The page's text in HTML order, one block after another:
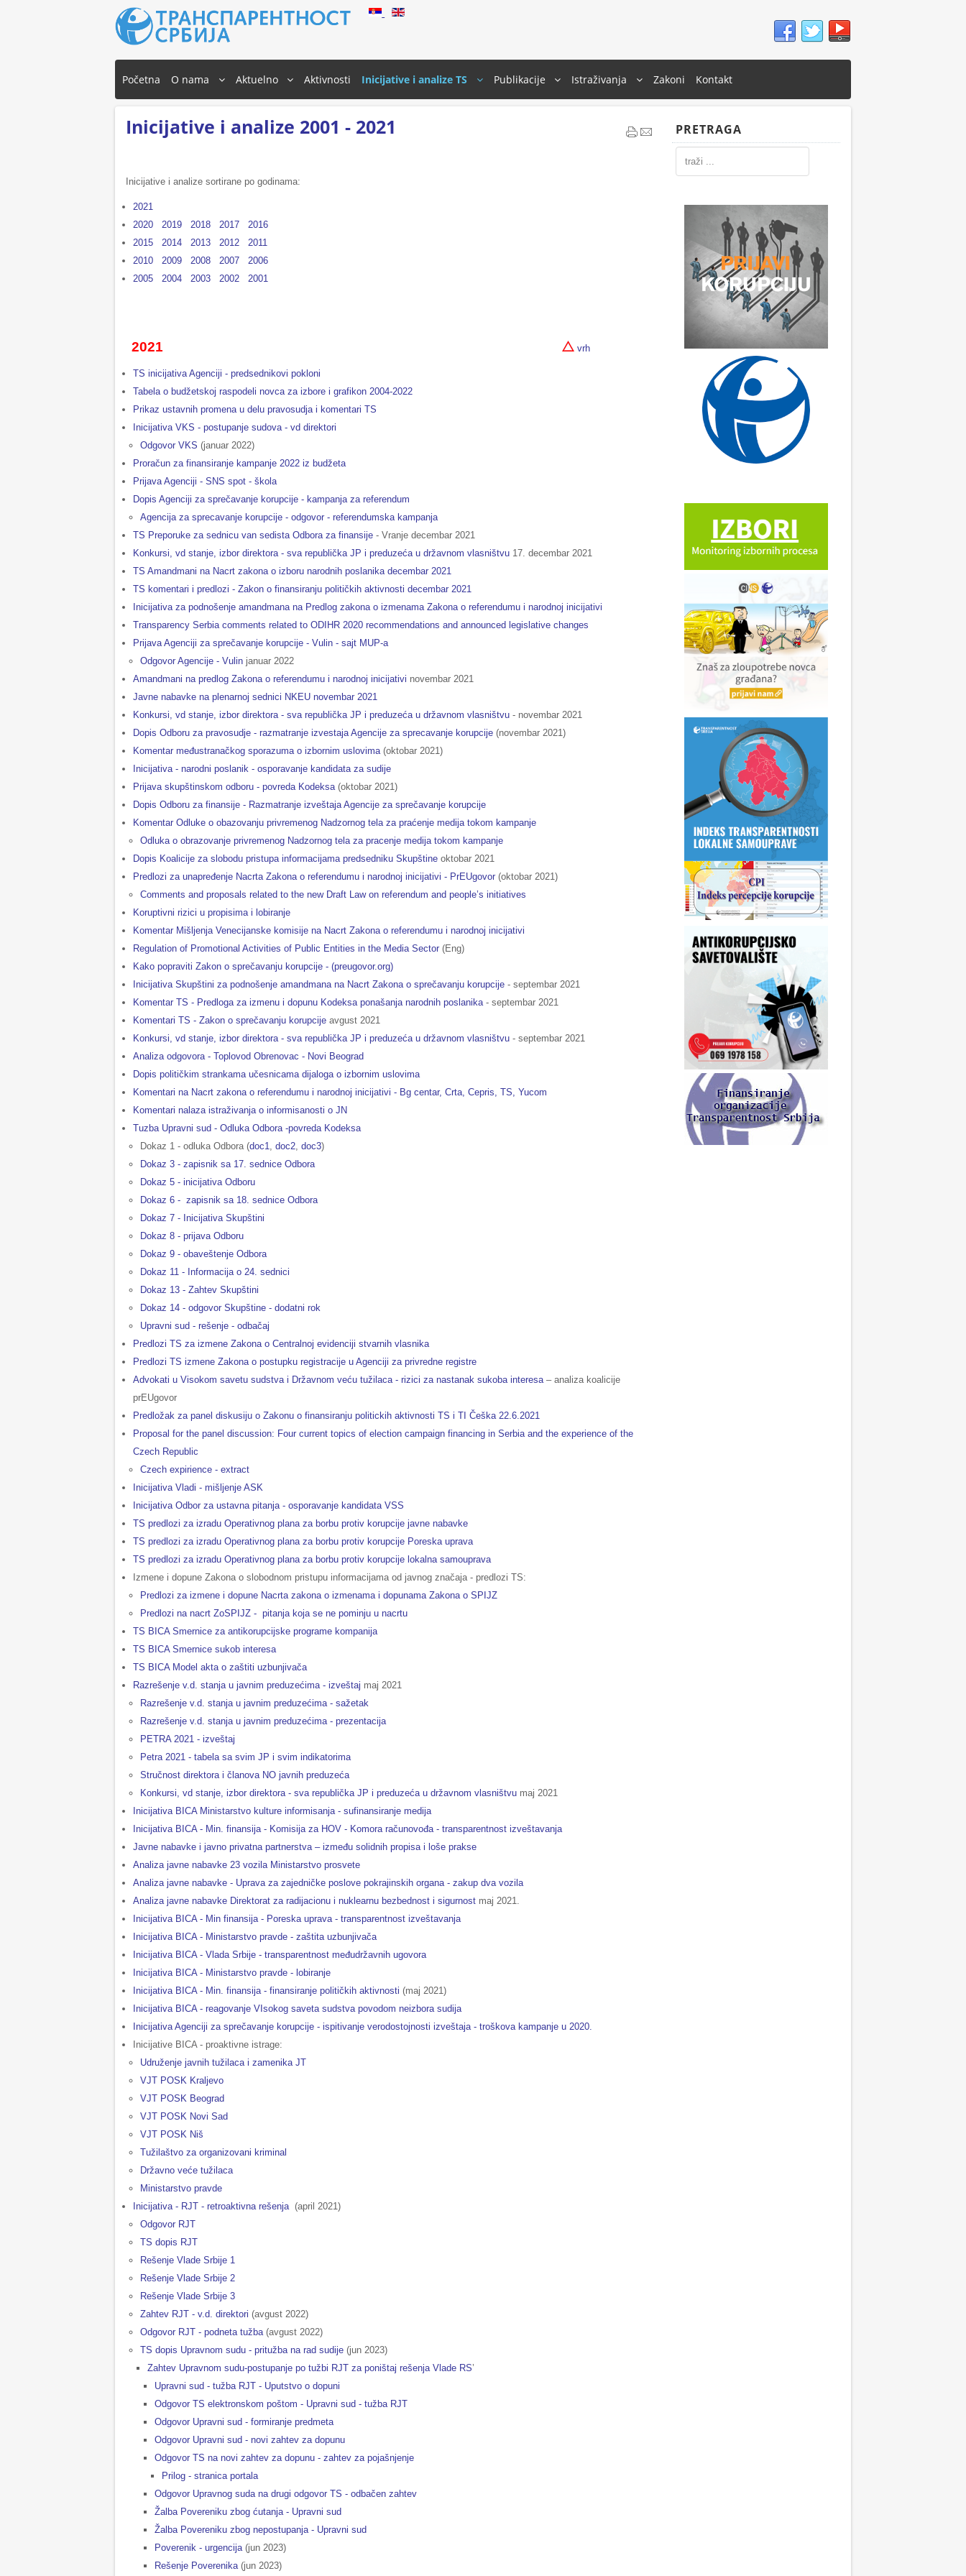
Početna O nama Aktuelno Aktivnosti Inicijative i analize TS Publikacije Istraživanja Zakoni Kontakt
Inicijative i analize 2001 - 2021
Inicijative i analize sortirane po godinama:
2021
2020
2019 2018 2017
2016
2015
2014 2013 2012
2011
2010
2009 2008 2007
2006
2005
2004 2003 2002 2001
2021 vrh
TS inicijativa Agenciji - predsednikovi pokloni
Tabela o budžetskoj raspodeli novca za izbore i grafikon 2004-2022
Prikaz ustavnih promena u delu pravosudja i komentari TS
Inicijativa VKS - postupanje sudova - vd direktori
Odgovor VKS (januar 2022)
Proračun za finansiranje kampanje 2022 iz budžeta
Prijava Agenciji - SNS spot - škola
Dopis Agenciji za sprečavanje korupcije - kampanja za referendum
Agencija za sprecavanje korupcije - odgovor - referendumska kampanja
TS Preporuke za sednicu van sedista Odbora za finansije - Vranje decembar 2021
Konkursi, vd stanje, izbor direktora - sva republička JP i preduzeća u državnom vlasništvu 17. decembar 2021
TS Amandmani na Nacrt zakona o izboru narodnih poslanika decembar 2021
TS komentari i predlozi - Zakon o finansiranju političkih aktivnosti decembar 2021
Inicijativa za podnošenje amandmana na Predlog zakona o izmenama Zakona o referendumu i narodnoj inicijativi
Transparency Serbia comments related to ODIHR 2020 recommendations and announced legislative changes
Prijava Agenciji za sprečavanje korupcije - Vulin - sajt MUP-a
Odgovor Agencije - Vulin januar 2022
Аmandmani na predlog Zakona o referendumu i narodnoj inicijativi novembar 2021
Javne nabavke na plenarnoj sednici NKEU novembar 2021
Konkursi, vd stanje, izbor direktora - sva republička JP i preduzeća u državnom vlasništvu - novembar 2021
Dopis Odboru za pravosudje - razmatranje izvestaja Agencije za sprecavanje korupcije (novembar 2021)
Komentar međustranačkog sporazuma o izbornim uslovima (oktobar 2021)
Inicijativa - narodni poslanik - osporavanje kandidata za sudije
Prijava skupštinskom odboru - povreda Kodeksa (oktobar 2021)
Dopis Odboru za finansije - Razmatranje izveštaja Agencije za sprečavanje korupcije
Komentar Odluke o obazovanju privremenog Nadzornog tela za praćenje medija tokom kampanje
Odluka o obrazovanje privremenog Nadzornog tela za pracenje medija tokom kampanje
Dopis Koalicije za slobodu pristupa informacijama predsedniku Skupštine oktobar 2021
Predlozi za unapređenje Nacrta Zakona o referendumu i narodnoj inicijativi - PrEUgovor (oktobar 2021)
Comments and proposals related to the new Draft Law on referendum and people’s initiatives
Koruptivni rizici u propisima i lobiranje
Komentar Mišljenja Venecijanske komisije na Nacrt Zakona o referendumu i narodnoj inicijativi
Regulation of Promotional Activities of Public Entities in the Media Sector (Eng)
Kako popraviti Zakon o sprečavanju korupcije - (preugovor.org)
Inicijativa Skupštini za podnošenje amandmana na Nacrt Zakona o sprečavanju korupcije - septembar 2021
Komentar TS - Predloga za izmenu i dopunu Kodeksa ponašanja narodnih poslanika - septembar 2021
Komentari TS - Zakon o sprečavanju korupcije avgust 2021
Konkursi, vd stanje, izbor direktora - sva republička JP i preduzeća u državnom vlasništvu - septembar 2021
Analiza odgovora - Toplovod Obrenovac - Novi Beograd
Dopis političkim strankama učesnicama dijaloga o izbornim uslovima
Komentari na Nacrt zakona o referendumu i narodnoj inicijativi - Bg centar, Crta, Cepris, TS, Yucom
Komentari nalaza istraživanja o informisanosti o JN
Tuzba Upravni sud - Odluka Odbora -povreda Kodeksa
Dokaz 1 - odluka Odbora (doc1 doc2 doc3)
Dokaz 3 - zapisnik sa 17. sednice Odbora
Dokaz 5 - inicijativa Odboru
Dokaz 6 - zapisnik sa 18. sednice Odbora
Dokaz 7 - Inicijativa Skupštini
Dokaz 8 - prijava Odboru
Dokaz 9 - obaveštenje Odbora
Dokaz 11 - Informacija o 24. sednici
Dokaz 13 - Zahtev Skupštini
Dokaz 14 - odgovor Skupštine - dodatni rok
Upravni sud - rešenje - odbačaj
Predlozi TS za izmene Zakona o Centralnoj evidenciji stvarnih vlasnika
Predlozi TS izmene Zakona o postupku registracije u Agenciji za privredne registre
Advokati u Visokom savetu sudstva i Državnom veću tužilaca - rizici za nastanak sukoba interesa – analiza koalicije
prEUgovor
Predložak za panel diskusiju o Zakonu o finansiranju politickih aktivnosti TS i TI Češka 22.6.2021
Proposal for the panel discussion: Four current topics of election campaign financing in Serbia and the experience of the
Czech Republic
Czech expirience - extract
Inicijativa Vladi - mišljenje ASK
Inicijativa Odbor za ustavna pitanja - osporavanje kandidata VSS
TS predlozi za izradu Operativnog plana za borbu protiv korupcije javne nabavke
TS predlozi za izradu Operativnog plana za borbu protiv korupcije Poreska uprava
TS predlozi za izradu Operativnog plana za borbu protiv korupcije lokalna samouprava
Izmene i dopune Zakona o slobodnom pristupu informacijama od javnog značaja - predlozi TS:
Predlozi za izmene i dopune Nacrta zakona o izmenama i dopunama Zakona o SPIJZ
Predlozi na nacrt ZoSPIJZ - pitanja koja se ne pominju u nacrtu
TS BICA Smernice za antikorupcijske programe kompanija
TS BICA Smernice sukob interesa
TS BICA Model akta o zaštiti uzbunjivača
Razrešenje v.d. stanja u javnim preduzećima - izveštaj maj 2021
Razrešenje v.d. stanja u javnim preduzećima - sažetak
Razrešenje v.d. stanja u javnim preduzećima - prezentacija
PETRA 2021 - izveštaj
Petra 2021 - tabela sa svim JP i svim indikatorima
Stručnost direktora i članova NO javnih preduzeća
Konkursi, vd stanje, izbor direktora - sva republička JP i preduzeća u državnom vlasništvu maj 2021
Inicijativa BICA Ministarstvo kulture informisanja - sufinansiranje medija
Inicijativa BICA - Min. finansija - Komisija za HOV - Komora računovođa - transparentnost izveštavanja
Javne nabavke i javno privatna partnerstva – između solidnih propisa i loše prakse
Analiza javne nabavke 23 vozila Ministarstvo prosvete
Analiza javne nabavke - Uprava za zajedničke poslove pokrajinskih organa - zakup dva vozila
Analiza javne nabavke Direktorat za radijacionu i nuklearnu bezbednost i sigurnost maj 2021.
Inicijativa BICA - Min finansija - Poreska uprava - transparentnost izveštavanja
Inicijativa BICA - Ministarstvo pravde - zaštita uzbunjivača
Inicijativa BICA - Vlada Srbije - transparentnost međudržavnih ugovora
Inicijativa BICA - Ministarstvo pravde - lobiranje
Inicijativa BICA - Min. finansija - finansiranje političkih aktivnosti (maj 2021)
Inicijativa BICA - reagovanje VIsokog saveta sudstva povodom neizbora sudija
Inicijativa Agenciji za sprečavanje korupcije - ispitivanje verodostojnosti izveštaja - troškova kampanje u 2020.
Inicijative BICA - proaktivne istrage:
Udruženje javnih tužilaca i zamenika JT
VJT POSK Kraljevo
VJT POSK Beograd
VJT POSK Novi Sad
VJT POSK Niš
Tužilaštvo za organizovani kriminal
Državno veće tužilaca
Ministarstvo pravde
Inicijativa - RJТ - retroaktivna rešenja (april 2021)
Odgovor RJT
TS dopis RJT
Rešenje Vlade Srbije 1
Rešenje Vlade Srbije 2
Rešenje Vlade Srbije 3
Zahtev RJT - v.d. direktori (avgust 2022)
Odgovor RJT - podneta tužba (avgust 2022)
TS dopis Upravnom sudu - pritužba na rad sudije (jun 2023)
Zahtev Upravnom sudu-postupanje po tužbi RJT za poništaj rešenja Vlade RS’
Upravni sud - tužba RJT - Uputstvo o dopuni
Odgovor TS elektronskom poštom - Upravni sud - tužba RJT
Odgovor Upravni sud - formiranje predmeta
Odgovor Upravni sud - novi zahtev za dopunu
Odgovor TS na novi zahtev za dopunu - zahtev za pojašnjenje
Prilog - stranica portala
Odgovor Upravnog suda na drugi odgovor TS - odbačen zahtev
Žalba Povereniku zbog ćutanja - Upravni sud
Žalba Povereniku zbog nepostupanja - Upravni sud
Poverenik - urgencija (jun 2023)
Rešenje Poverenika (jun 2023)
PRETRAGA